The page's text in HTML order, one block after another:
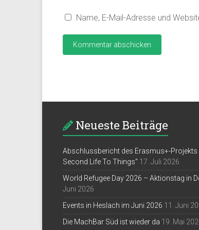
Name, E-Mail-Adresse und
Neueste Beiträge
Abschlussbericht des Erasmus+-Projekts
Second Life To Things” 17. Juli 2026
World Refugee Day 2026 – Aktionstag in
Juni 2026
Events in Heslach im Juni 2026 11. Juni
Die MachBar Süd ist wieder da 19. Mai